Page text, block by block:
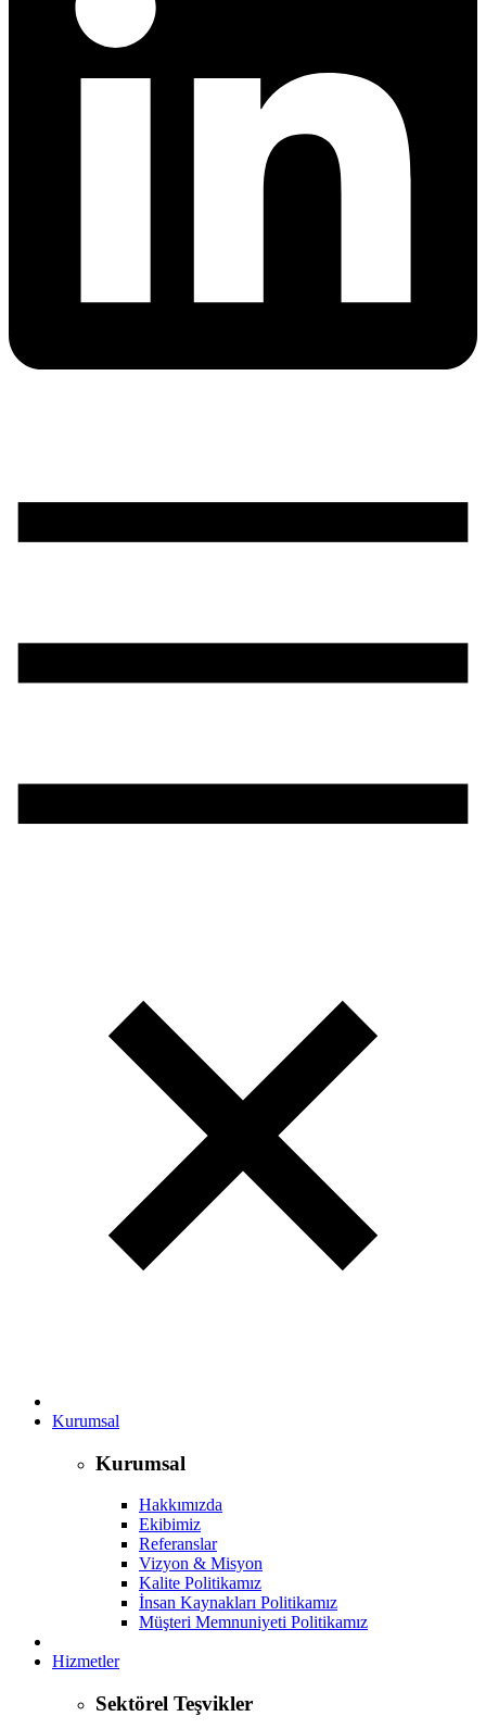
Kurumsal
Kurumsal
Hakkımızda
Ekibimiz
Referanslar
Vizyon & Misyon
Kalite Politikamız
İnsan Kaynakları Politikamız
Müşteri Memnuniyeti Politikamız
Hizmetler
Sektörel Teşvikler